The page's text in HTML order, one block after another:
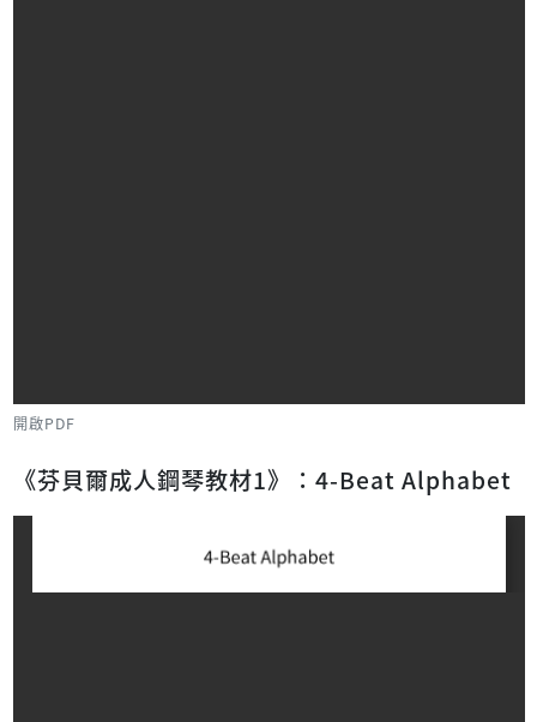
開啟PDF
《芬貝爾成人鋼琴教材1》：4-Beat Alphabet